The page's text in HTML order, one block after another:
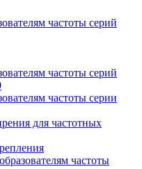
частоты серий
частоты серий
частоты серии
для частотных
частоты